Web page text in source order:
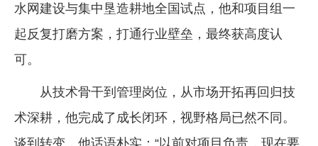
水网建设与集中垦造耕地全国试点，他和项目组一
起反复打磨方案，打通行业壁垒，最终获高度认
可。
从技术骨干到管理岗位，从市场开拓再回归技
术深耕，他完成了成长闭环，视野格局已然不同。
谈到转变，他话语朴实：“以前对项目负责，现在要